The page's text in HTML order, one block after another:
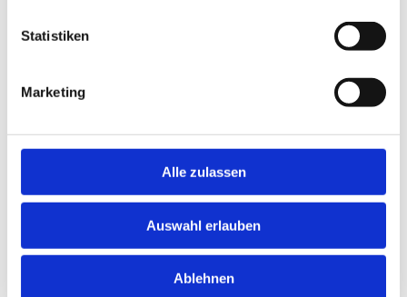
Statistiken
Marketing
Alle zulassen
Auswahl erlauben
Ablehnen
Kaiser-Ludwig-Platz 1
Google Karte anzeigen
08822 / 74-6450
Veranstaltungsort-Website anzeigen